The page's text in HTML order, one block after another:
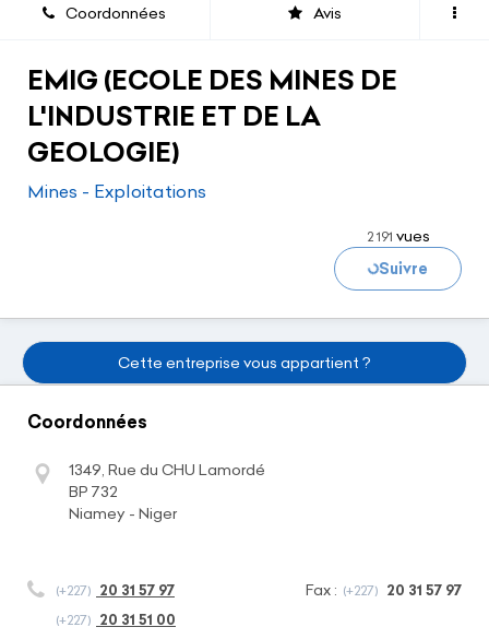
Coordonnées Avis
EMIG (ECOLE DES MINES DE
L'INDUSTRIE ET DE LA
GEOLOGIE)
Mines - Exploitations
2 191 vues
Chargement...
Suivre
Cette entreprise vous appartient ?
Coordonnées
1349, Rue du CHU Lamordé
BP 732
Niamey - Niger
(+227) 20 31 57 97
(+227) 20 31 51 00
Fax : (+227) 20 31 57 97